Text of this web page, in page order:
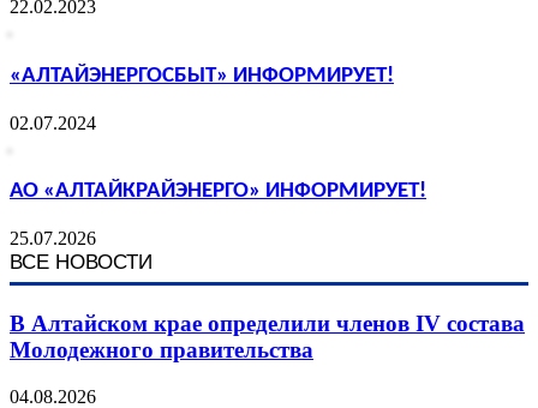
22.02.2023
«АЛТАЙЭНЕРГОСБЫТ» ИНФОРМИРУЕТ!
02.07.2024
АО «АЛТАЙКРАЙЭНЕРГО» ИНФОРМИРУЕТ!
25.07.2026
ВСЕ НОВОСТИ
В Алтайском крае определили членов IV состава
Молодежного правительства
04.08.2026